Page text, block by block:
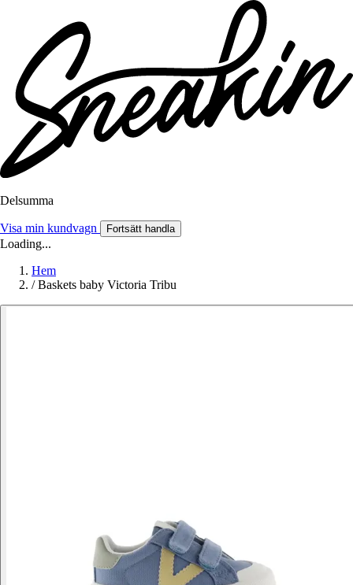
Delsumma
Visa min kundvagn Fortsätt handla
Loading...
Hem
/ Baskets baby Victoria Tribu